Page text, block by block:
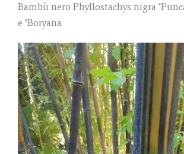
Bambù nero Phyllostachys nigra
e ‘Boryana